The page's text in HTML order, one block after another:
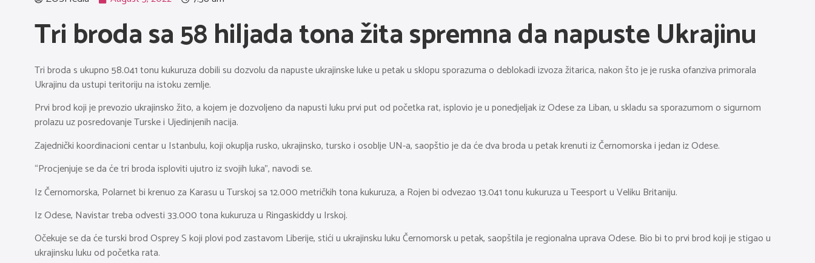
Tri broda sa 58 hiljada tona žita spremna da napuste Ukrajinu
Tri broda s ukupno 58.041 tonu kukuruza dobili su dozvolu da napuste ukrajinske luke u petak u sklopu sporazuma o deblokadi izvoza žitarica, nakon što je je ruska ofanziva primorala
Ukrajinu da ustupi teritoriju na istoku zemlje.
Prvi brod koji je prevozio ukrajinsko žito, a kojem je dozvoljeno da napusti luku prvi put od početka rat, isplovio je u ponedjeljak iz Odese za Liban, u skladu sa sporazumom o sigurnom
prolazu uz posredovanje Turske i Ujedinjenih nacija.
Zajednički koordinacioni centar u Istanbulu, koji okuplja rusko, ukrajinsko, tursko i osoblje UN-a, saopštio je da će dva broda u petak krenuti iz Černomorska i jedan iz Odese.
“Procjenjuje se da će tri broda isploviti ujutro iz svojih luka”, navodi se.
Iz Černomorska, Polarnet bi krenuo za Karasu u Turskoj sa 12.000 metričkih tona kukuruza, a Rojen bi odvezao 13.041 tonu kukuruza u Teesport u Veliku Britaniju.
Iz Odese, Navistar treba odvesti 33.000 tona kukuruza u Ringaskiddy u Irskoj.
Očekuje se da će turski brod Osprey S koji plovi pod zastavom Liberije, stići u ukrajinsku luku Černomorsk u petak, saopštila je regionalna uprava Odese. Bio bi to prvi brod koji je stigao u
ukrajinsku luku od početka rata.